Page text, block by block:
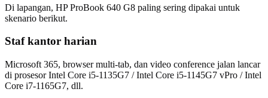
Di lapangan, HP ProBook 640 G8 paling sering dipakai untuk
skenario berikut.
Staf kantor harian
Microsoft 365, browser multi-tab, dan video conference jalan lancar
di prosesor Intel Core i5-1135G7 / Intel Core i5-1145G7 vPro / Intel
Core i7-1165G7, dll.